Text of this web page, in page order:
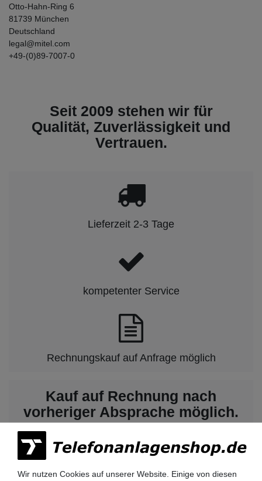
Otto-Hahn-Ring 6
81739 München
Deutschland
legal@mitel.com
+49-(0)89-7007-0
Seit 2009 stehen wir für
Qualität, Zuverlässigkeit und
Vertrauen.
Lieferzeit 2-3 Tage
kompetenter Service
Rechnungskauf auf Anfrage möglich
Kauf auf Rechnung nach
vorheriger Absprache möglich.
Behörden, Banken, Firmen, Bestandskunden,
öffentliche & staatliche Einrichtungen, Schulen,
Universitäten und Institute können bei uns auf
Nehmen Sie dazu einfach telefonisch oder per
Wir nutzen Cookies auf unserer Website. Einige von diesen